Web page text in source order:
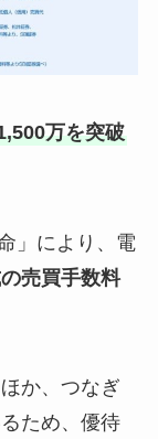
万を突破
」により、電
売買手数料
か、つなぎ
ため、優待